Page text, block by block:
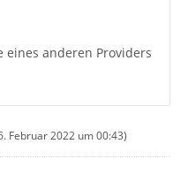
eines anderen Providers
Februar 2022 um 00:43)